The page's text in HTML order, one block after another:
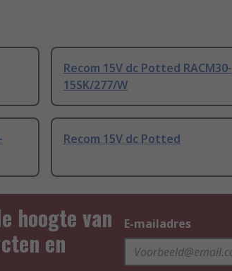
Recom 15V dc Potted RACM30-
15SK/277/W
Recom 15V dc Potted
hoogte van
en
E-mailadres